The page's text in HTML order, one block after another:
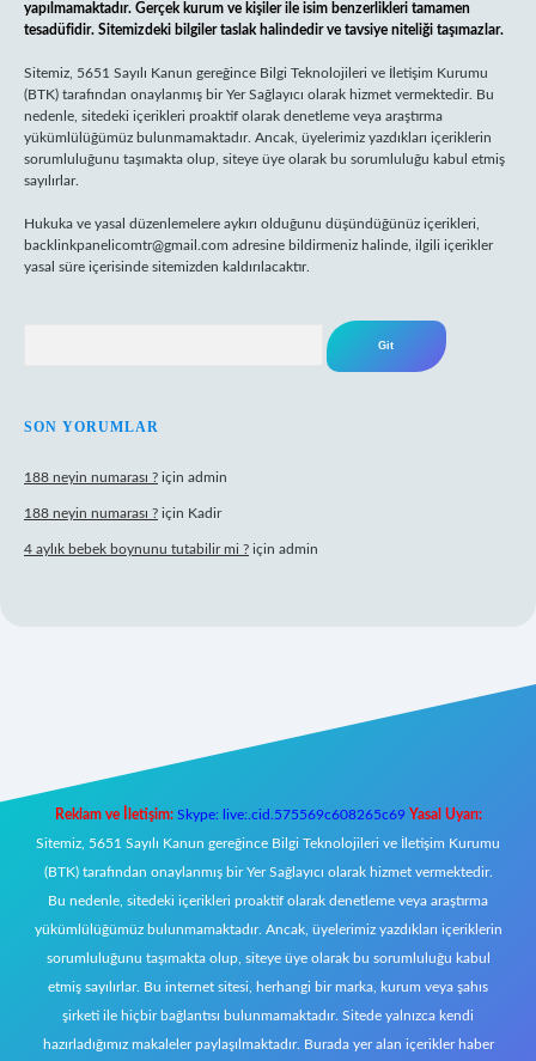
yapılmamaktadır. Gerçek kurum ve kişiler ile isim benzerlikleri tamamen
tesadüfidir. Sitemizdeki bilgiler taslak halindedir ve tavsiye niteliği taşımazlar.
Sitemiz, 5651 Sayılı Kanun gereğince Bilgi Teknolojileri ve İletişim Kurumu
(BTK) tarafından onaylanmış bir Yer Sağlayıcı olarak hizmet vermektedir. Bu
nedenle, sitedeki içerikleri proaktif olarak denetleme veya araştırma
yükümlülüğümüz bulunmamaktadır. Ancak, üyelerimiz yazdıkları içeriklerin
sorumluluğunu taşımakta olup, siteye üye olarak bu sorumluluğu kabul etmiş
sayılırlar.
Hukuka ve yasal düzenlemelere aykırı olduğunu düşündüğünüz içerikleri,
backlinkpanelicomtr@gmail.com adresine bildirmeniz halinde, ilgili içerikler
yasal süre içerisinde sitemizden kaldırılacaktır.
SON YORUMLAR
188 neyin numarası ? için admin
188 neyin numarası ? için Kadir
4 aylık bebek boynunu tutabilir mi ? için admin
Reklam ve İletişim: Skype: live:.cid.575569c608265c69 Yasal Uyarı:
Sitemiz, 5651 Sayılı Kanun gereğince Bilgi Teknolojileri ve İletişim Kurumu
(BTK) tarafından onaylanmış bir Yer Sağlayıcı olarak hizmet vermektedir.
Bu nedenle, sitedeki içerikleri proaktif olarak denetleme veya araştırma
yükümlülüğümüz bulunmamaktadır. Ancak, üyelerimiz yazdıkları içeriklerin
sorumluluğunu taşımakta olup, siteye üye olarak bu sorumluluğu kabul
etmiş sayılırlar. Bu internet sitesi, herhangi bir marka, kurum veya şahıs
şirketi ile hiçbir bağlantısı bulunmamaktadır. Sitede yalnızca kendi
hazırladığımız makaleler paylaşılmaktadır. Burada yer alan içerikler haber